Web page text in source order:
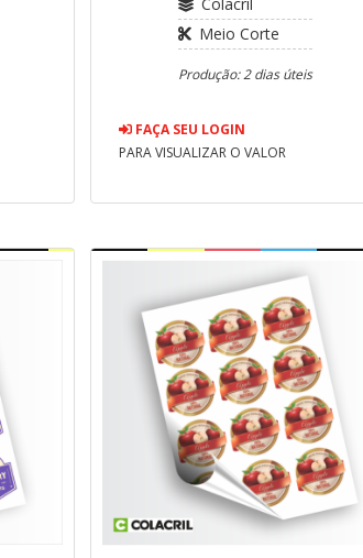
Meio Corte
Produção: 2 dias úteis
FAÇA SEU LOGIN
PARA VISUALIZAR O VALOR